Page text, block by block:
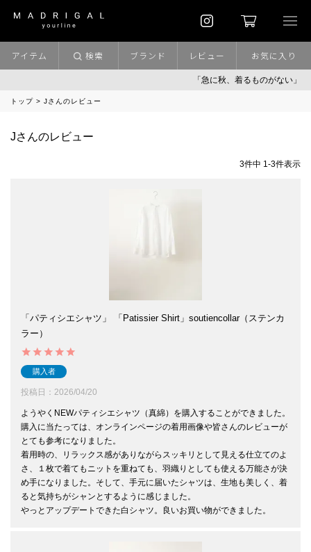
「急に秋、着るものがない」
アイテム 検索 ブランド レビュー お気に入り
トップ Jさんのレビュー
Jさんのレビュー
3件中 1-3件表示
「パティシエシャツ」 「Patissier Shirt」soutiencollar（ステンカ
ラー）
購入者
投稿日 2026/04/20
ようやくNEWパティシエシャツ（真綿）を購入することができました。
購入に当たっては、オンラインページの着用画像や皆さんのレビューが
とても参考になりました。
着用時の、リラックス感がありながらスッキリとして見える仕立てのよ
さ、１枚で着てもニットを重ねても、羽織りとしても使える万能さが決
め手になりました。そして、手元に届いたシャツは、生地も美しく、着
ると気持ちがシャンとするように感じました。
やっとアップデートできた白シャツ。良いお買い物ができました。